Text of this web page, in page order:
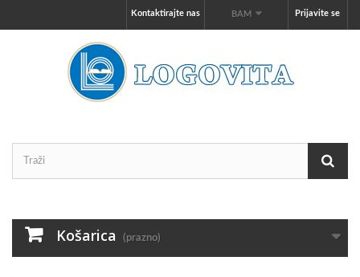
Prijavite se
BAM
Kontaktirajte nas
Košarica (prazno)